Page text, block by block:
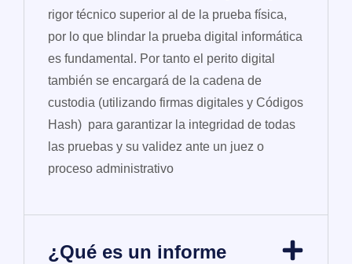
rigor técnico superior al de la prueba física,
por lo que blindar la prueba digital informática
es fundamental. Por tanto el perito digital
también se encargará de la cadena de
custodia (utilizando firmas digitales y Códigos
Hash) para garantizar la integridad de todas
las pruebas y su validez ante un juez o
proceso administrativo
¿Qué es un informe